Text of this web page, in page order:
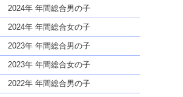
名前であっても奇抜すぎない
2024年 年間総合男の子
2024年 年間総合女の子
2023年 年間総合男の子
2023年 年間総合女の子
2022年 年間総合男の子